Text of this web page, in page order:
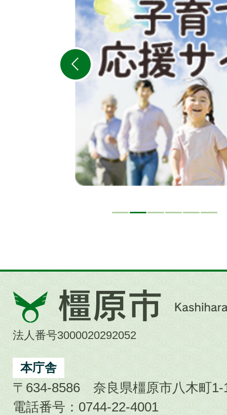
目
の
ス
ラ
橿
原
市
City
法人番号3000020292052
本庁舎
〒634-8586 奈良県橿原市八木町1-
電話番号：0744-22-4001